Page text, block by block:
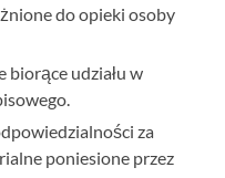
do opieki osoby
biorące udziału w
za
poniesione przez